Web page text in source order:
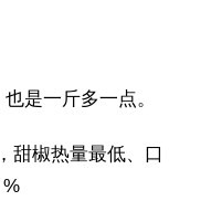
是一斤多一点。
甜椒热量最低、口